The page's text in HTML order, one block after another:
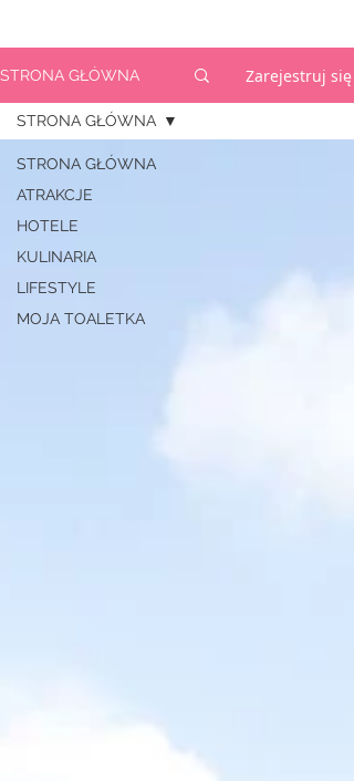
STRONA GŁÓWNA Zarejestruj się
STRONA GŁÓWNA
ATRAKCJE
HOTELE
KULINARIA
LIFESTYLE
MOJA TOALETKA
STRONA GŁÓWNA